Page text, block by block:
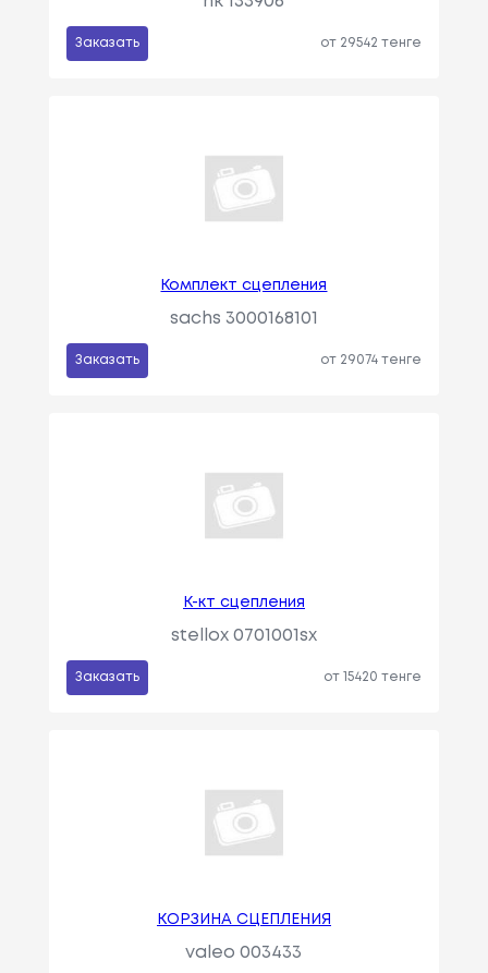
Заказать от 29542 тенге
Комплект сцепления
sachs 3000168101
Заказать от 29074 тенге
К-кт сцепления
stellox 0701001sx
Заказать от 15420 тенге
КОРЗИНА СЦЕПЛЕНИЯ
valeo 003433